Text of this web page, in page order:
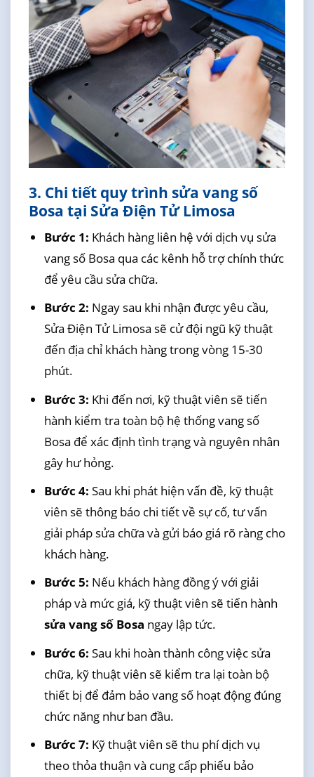
3. Chi tiết quy trình sửa vang số
Bosa tại Sửa Điện Tử Limosa
Bước 1: Khách hàng liên hệ với dịch vụ sửa
vang số Bosa qua các kênh hỗ trợ chính thức
để yêu cầu sửa chữa.
Bước 2: Ngay sau khi nhận được yêu cầu,
Sửa Điện Tử Limosa sẽ cử đội ngũ kỹ thuật
đến địa chỉ khách hàng trong vòng 15-30
phút.
Bước 3: Khi đến nơi, kỹ thuật viên sẽ tiến
hành kiểm tra toàn bộ hệ thống vang số
Bosa để xác định tình trạng và nguyên nhân
gây hư hỏng.
Bước 4: Sau khi phát hiện vấn đề, kỹ thuật
viên sẽ thông báo chi tiết về sự cố, tư vấn
giải pháp sửa chữa và gửi báo giá rõ ràng cho
khách hàng.
Bước 5: Nếu khách hàng đồng ý với giải
pháp và mức giá, kỹ thuật viên sẽ tiến hành
sửa vang số Bosa ngay lập tức.
Bước 6: Sau khi hoàn thành công việc sửa
chữa, kỹ thuật viên sẽ kiểm tra lại toàn bộ
thiết bị để đảm bảo vang số hoạt động đúng
chức năng như ban đầu.
Bước 7: Kỹ thuật viên sẽ thu phí dịch vụ
theo thỏa thuận và cung cấp phiếu bảo